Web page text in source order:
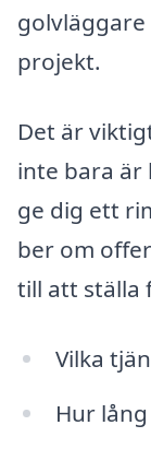
projekt.
Det är
inte bara är
ge dig ett
ber om
till att ställa
Vilka
Hur